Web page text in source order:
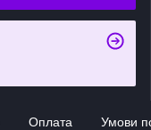
Оплата Умови